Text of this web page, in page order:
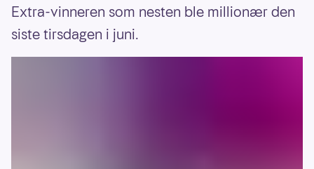
Extra-vinneren som nesten ble millionær den
siste tirsdagen i juni.